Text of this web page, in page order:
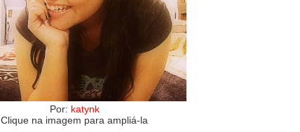
Por: katynk
Clique na imagem para ampliá-la